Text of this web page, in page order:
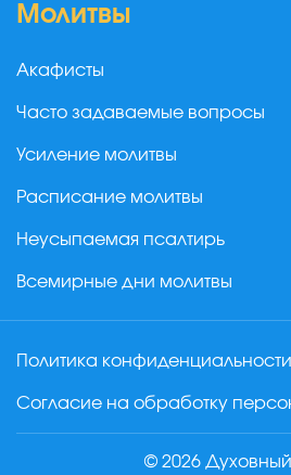
Молитвы
Акафисты
Часто задаваемые вопросы
Усиление молитвы
Расписание молитвы
Неусыпаемая псалтирь
Всемирные дни молитвы
Политика конфиденциальности
Согласие на обработку
© 2026